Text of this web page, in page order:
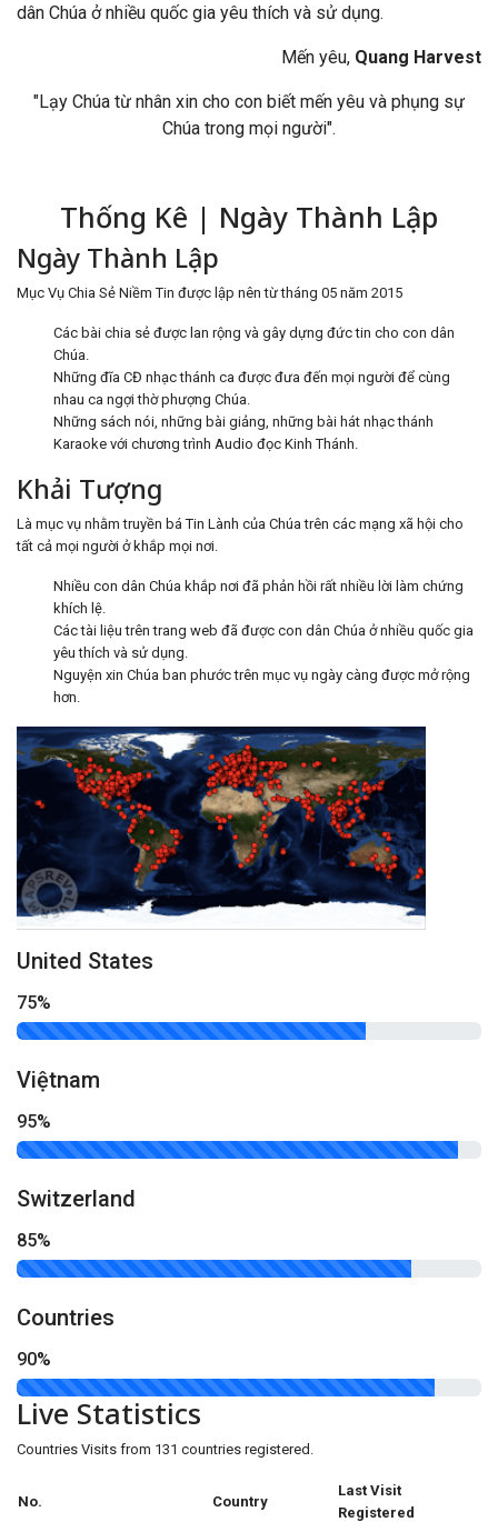
dân Chúa ở nhiều quốc gia yêu thích và sử dụng.
Mến yêu, Quang Harvest
"Lạy Chúa từ nhân xin cho con biết mến yêu và phụng sự
Chúa trong mọi người".
Thống Kê | Ngày Thành Lập
Ngày Thành Lập
Mục Vụ Chia Sẻ Niềm Tin được lập nên từ tháng 05 năm 2015
Các bài chia sẻ được lan rộng và gây dựng đức tin cho con dân
Chúa.
Những đĩa CĐ nhạc thánh ca được đưa đến mọi người để cùng
nhau ca ngợi thờ phượng Chúa.
Những sách nói, những bài giảng, những bài hát nhạc thánh
Karaoke với chương trình Audio đọc Kinh Thánh.
Khải Tượng
Là mục vụ nhằm truyền bá Tin Lành của Chúa trên các mạng xã hội cho
tất cả mọi người ở khắp mọi nơi.
Nhiều con dân Chúa khắp nơi đã phản hồi rất nhiều lời làm chứng
khích lệ.
Các tài liệu trên trang web đã được con dân Chúa ở nhiều quốc gia
yêu thích và sử dụng.
Nguyện xin Chúa ban phước trên mục vụ ngày càng được mở rộng
hơn.
United States
75%
Việtnam
95%
Switzerland
85%
Countries
90%
Live Statistics
Countries Visits from 131 countries registered.
No. Country
Last Visit
Registered